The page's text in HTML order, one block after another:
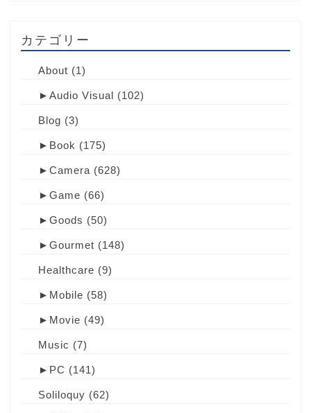
カテゴリー
About (1)
► Audio Visual (102)
Blog (3)
► Book (175)
► Camera (628)
► Game (66)
► Goods (50)
► Gourmet (148)
Healthcare (9)
► Mobile (58)
► Movie (49)
Music (7)
► PC (141)
Soliloquy (62)